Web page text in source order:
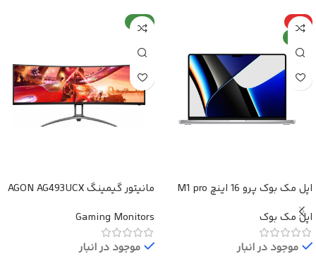
ویژه
اپل مک بوک پرو 16 اینچ M1 pro
max
اپل مک بوک
موجود در انبار
جدید
مانیتور گیمینگ AGON AG493UCX
Gaming Monitors
موجود در انبار